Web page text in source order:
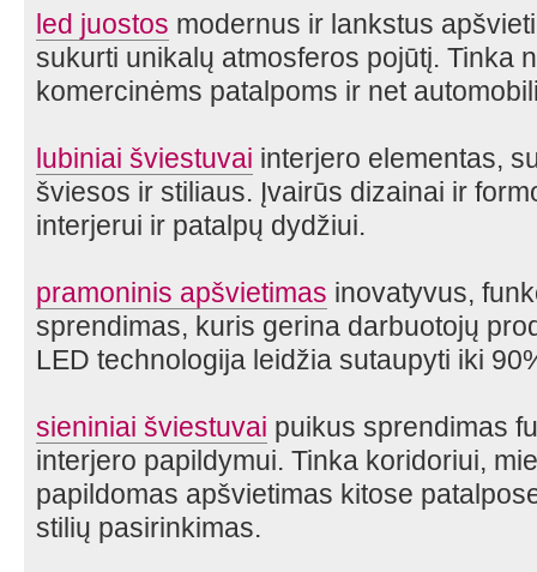
led juostos modernus ir lankstus
sukurti unikalų atmosferos pojūtį. Tinka
komercinėms patalpoms ir net
lubiniai šviestuvai interjero elementas,
šviesos ir stiliaus. Įvairūs dizainai ir
interjerui ir patalpų dydžiui.
pramoninis apšvietimas inovatyvus,
sprendimas, kuris gerina darbuotojų
LED technologija leidžia sutaupyti iki
sieniniai šviestuvai puikus sprendimas
interjero papildymui. Tinka koridoriui,
papildomas apšvietimas kitose
stilių pasirinkimas.